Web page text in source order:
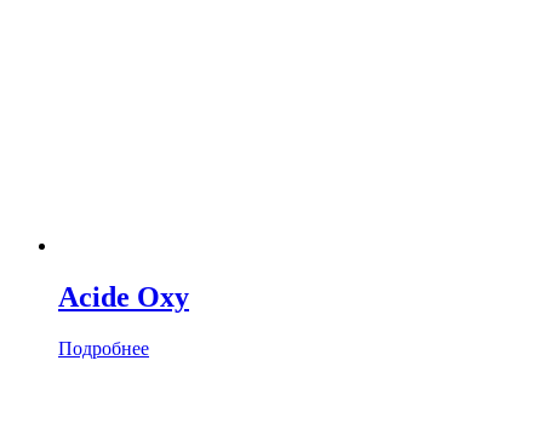
Acide Oxy
Подробнее